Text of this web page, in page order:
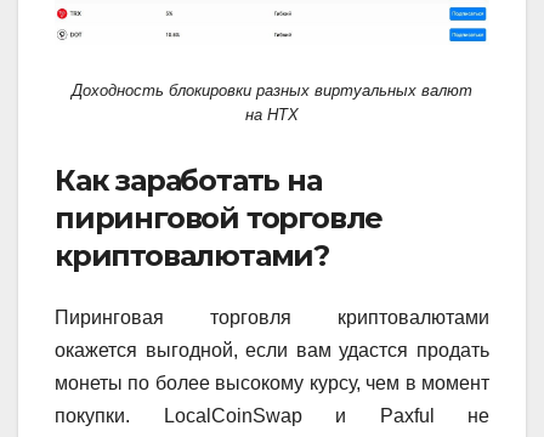
Доходность блокировки разных виртуальных валют
на HTX
Как заработать на
пиринговой торговле
криптовалютами?
Пиринговая торговля криптовалютами
окажется выгодной, если вам удастся продать
монеты по более высокому курсу, чем в момент
покупки. LocalCoinSwap и Paxful не